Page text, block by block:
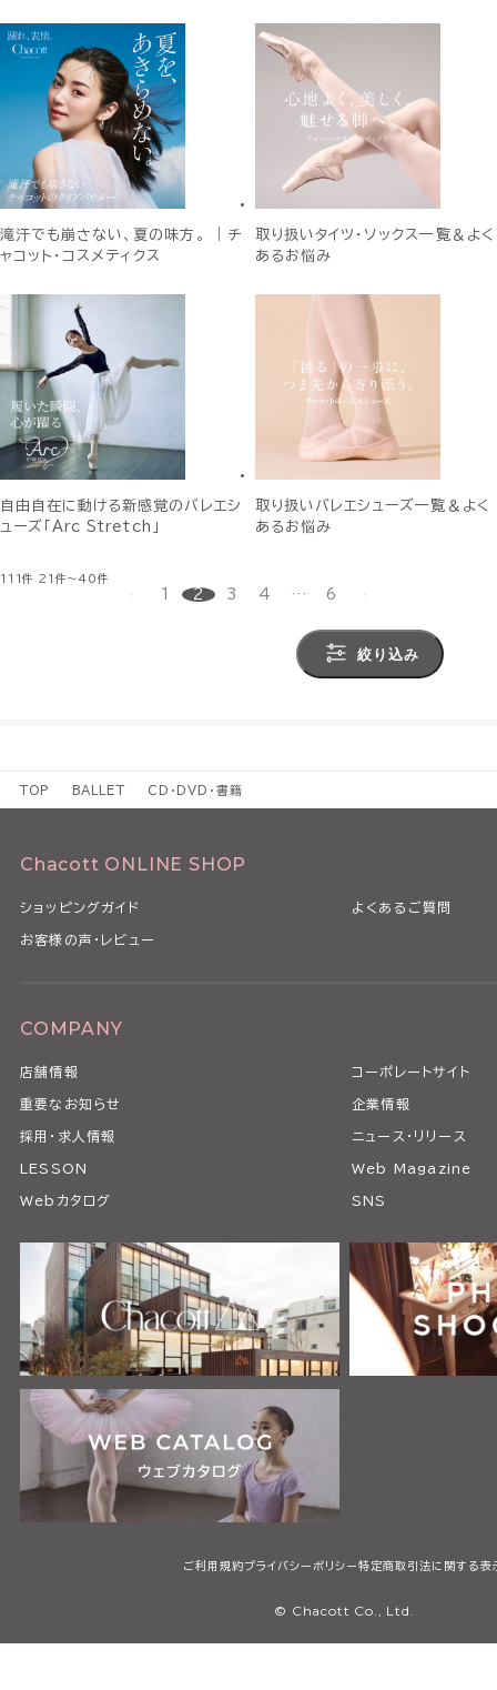
滝汗でも崩さない、夏の味方。 ｜チ
ャコット・コスメティクス
取り扱いタイツ・ソックス一覧＆よく
あるお悩み
自由自在に動ける新感覚のバレエシ
ューズ「Arc Stretch」
取り扱いバレエシューズ一覧＆よく
あるお悩み
111件 21件～40件
1 2 3 4 … 6
絞り込み
TOP BALLET CD・DVD・書籍
Chacott ONLINE SHOP
ショッピングガイド よくあるご質問
お客様の声・レビュー
COMPANY
店舗情報 コーポレートサイト
重要なお知らせ 企業情報
採用・求人情報 ニュース・リリース
LESSON Web Magazine
Webカタログ SNS
ご利用規約プライバシーポリシー特定商取引法に関する表
© Chacott Co., Ltd.